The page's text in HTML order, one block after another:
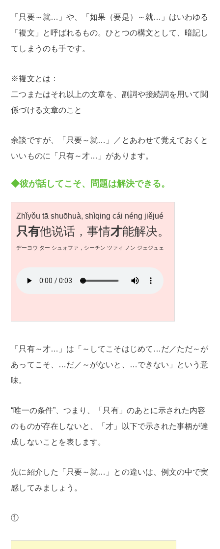
「只要～就…」や、「如果（要是）～就…」はいわゆる
「複文」と呼ばれるもの。ひとつの構文として、暗記し
てしまうのも手です。
※複文とは：
二つまたはそれ以上の文章を、副詞や接続詞を用いて関
係づける文章のこと
余談ですが、「只要～就…」／とあわせて覚えておくと
いいものに「只有～才…」があります。
◆彼が話してこそ、問題は解決できる。
Zhǐyǒu tā shuōhuà, shìqing cái néng jiějué
只有他说话，事情才能解决。
ヂーヨウ ター シュォファ，シーチン ツァィ ノン ジェジュェ
「只有～才…」は「～してこそはじめて…だ／ただ～が
あってこそ、…だ／～がないと、…できない」という意
味。
“唯一の条件”、つまり、「只有」のあとに示された内容
のものが存在しないと、「才」以下で示された事柄が達
成しないことを表します。
先に紹介した「只要～就…」との違いは、例文の中で実
感してみましょう。
①